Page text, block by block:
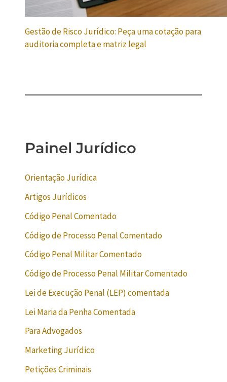
Gestão de Risco Jurídico: Peça uma cotação para
auditoria completa e matriz legal
Painel Jurídico
Orientação Jurídica
Artigos Jurídicos
Código Penal Comentado
Código de Processo Penal Comentado
Código Penal Militar Comentado
Código de Processo Penal Militar Comentado
Lei de Execução Penal (LEP) comentada
Lei Maria da Penha Comentada
Para Advogados
Marketing Jurídico
Petições Criminais